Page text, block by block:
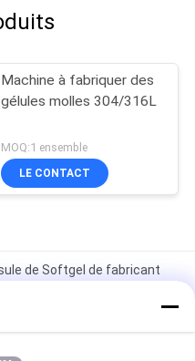
Machine à fabriquer des
gélules molles 304/316L
MOQ:1 ensemble
LE CONTACT
de Softgel de fabricant
mobile Melter/réservoir